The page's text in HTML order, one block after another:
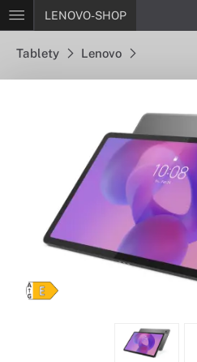
LENOVO-SHOP
Tablety Lenovo